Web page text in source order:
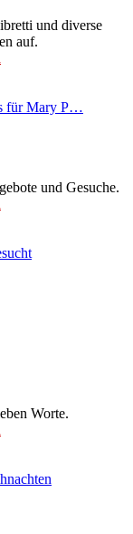
und diverse
auf.
für Mary P…
und Gesuche.
Worte.